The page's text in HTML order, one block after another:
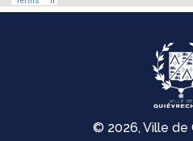
© 2026, Ville de